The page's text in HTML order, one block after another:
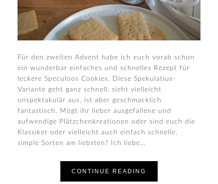
Für den zweiten Advent habe ich euch vorab schon
ein wunderbar einfaches und schnelles Rezept für
leckere Speculoos Cookies. Diese Spekulatius-
Variante geht ganz schnell, sieht vielleicht
unspektakulär aus, ist aber geschmacklich
fantastisch. Mögt ihr lieber ausgefallene und
aufwendige Plätzchenkreationen oder sind euch die
Klassiker oder vielleicht auch einfach schnelle,
simple Sorten am liebsten? Ich liebe…
CONTINUE READING